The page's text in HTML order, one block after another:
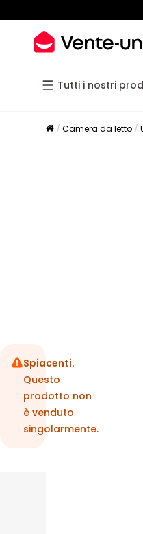
Tutti i nostri
Camera da letto
Spiacenti.
Questo
prodotto non
è venduto
singolarmente.